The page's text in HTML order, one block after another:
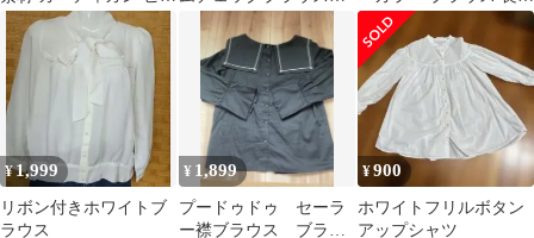
ク系
M 黒
ホワイト
¥1,999
リボン付きホワイトブ
ラウス
¥ 1,899
プードゥドゥ セーラ
ー襟ブラウス ブラッ
¥900
ホワイトフリルボタン
アップシャツ